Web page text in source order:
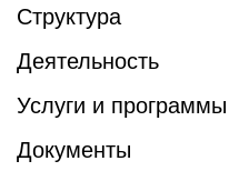
Структура
Деятельность
Услуги и программы
Документы